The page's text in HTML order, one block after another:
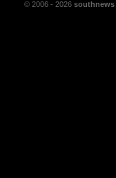
© 2006 - 2026 southnews